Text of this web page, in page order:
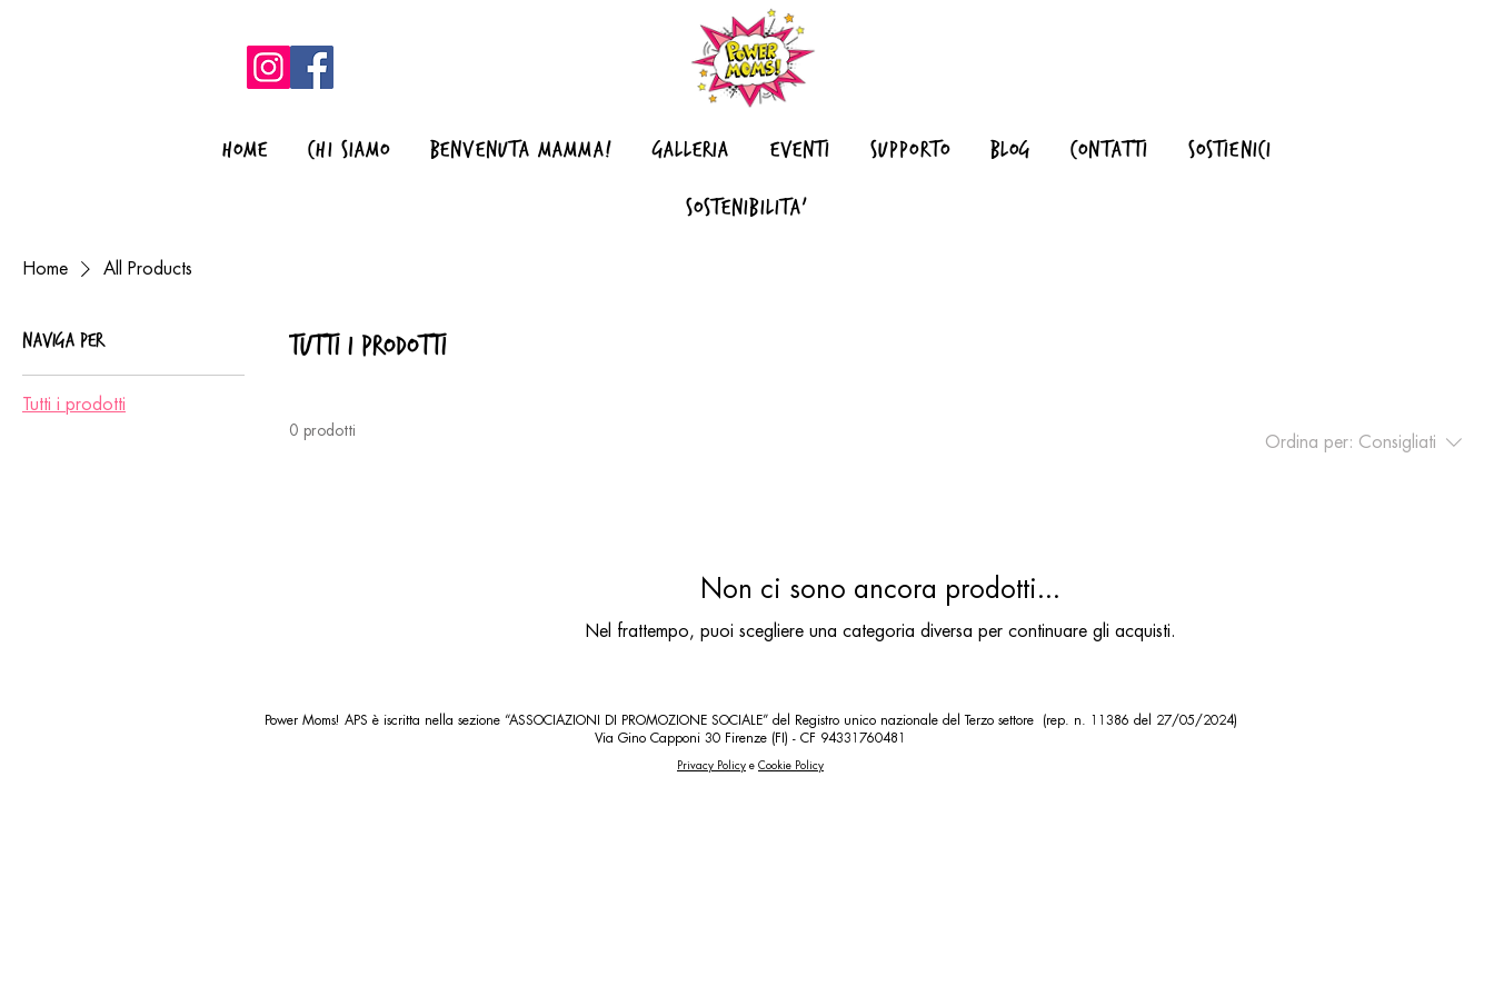
HOME CHI SIAMO BENVENUTA MAMMA! GALLERIA EVENTI SUPPORTO BLOG CONTATTI SOSTIENICI
SOSTENIBILITA'
Home All Products
Naviga per
Tutti i prodotti
Tutti i prodotti
0 prodotti
Ordina per: Consigliati
Non ci sono ancora prodotti...
Nel frattempo, puoi scegliere una categoria diversa per continuare gli acquisti.
Power Moms! APS è iscritta nella sezione “ASSOCIAZIONI DI PROMOZIONE SOCIALE” del Registro unico nazionale del Terzo settore (rep. n. 11386 del 27/05/2024)
Via Gino Capponi 30 Firenze (FI) - CF 94331760481​​
Privacy Policy e Cookie Policy